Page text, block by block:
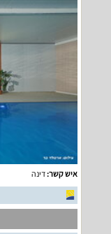
איש קשר:דינה